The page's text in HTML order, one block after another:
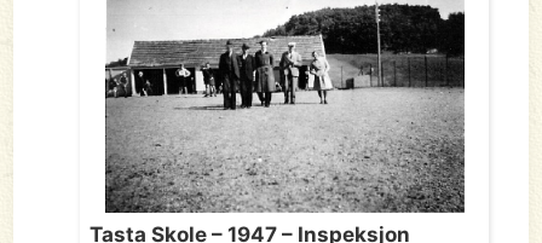
Tasta Skole – 1947 – Inspeksjon